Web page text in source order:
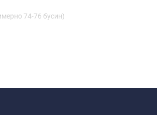
74-76 бусин)